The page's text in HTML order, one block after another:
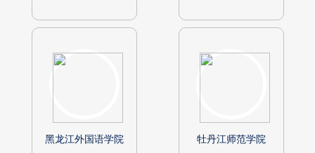
黑龙江外国语学院 牡丹江师范学院